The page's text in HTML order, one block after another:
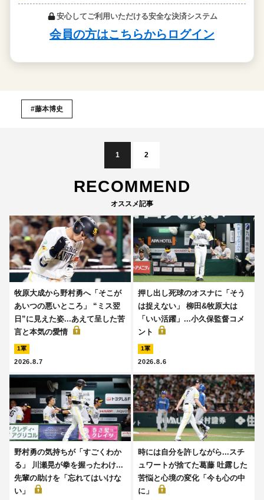
#藤本博史
1 2
RECOMMEND
オススメ記事
牧原大成から野村勇へ「そこが
あいつの悪いところ」 “ミス翌
日”に見えた姿...あえて呈した苦
言と本気の愛情
1軍
2026.8.7
押し出し死球のオスナに「そう
は捉えない」 柳田&牧原大は
「いい活躍」...小久保監督コメ
ント
1軍
2026.8.6
野村勇の気持ちが「すごくわか
る」 川瀬晃が拳を握ったわけ...
先輩の助けを「忘れてはいけな
い」
時には自分を許しながら...スチ
ュワートが捨てた葛藤 吐露した
苦悩と心境の変化「今も心の中
に」